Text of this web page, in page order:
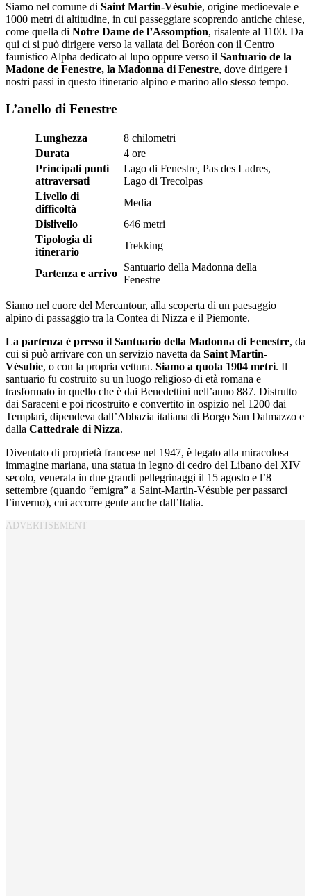
Siamo nel comune di Saint Martin-Vésubie, origine medioevale e
1000 metri di altitudine, in cui passeggiare scoprendo antiche chiese,
come quella di Notre Dame de l’Assomption, risalente al 1100. Da
qui ci si può dirigere verso la vallata del Boréon con il Centro
faunistico Alpha dedicato al lupo oppure verso il Santuario de la
Madone de Fenestre, la Madonna di Fenestre, dove dirigere i
nostri passi in questo itinerario alpino e marino allo stesso tempo.
L’anello di Fenestre
Lunghezza
8 chilometri
Durata
4 ore
Principali punti
attraversati
Lago di Fenestre, Pas des Ladres,
Lago di Trecolpas
Livello di
difficoltà
Media
Dislivello
646 metri
Tipologia di
itinerario
Trekking
Partenza e arrivo
Santuario della Madonna della
Fenestre
Siamo nel cuore del Mercantour, alla scoperta di un paesaggio
alpino di passaggio tra la Contea di Nizza e il Piemonte.
La partenza è presso il Santuario della Madonna di Fenestre, da
cui si può arrivare con un servizio navetta da Saint Martin-
Vésubie, o con la propria vettura. Siamo a quota 1904 metri. Il
santuario fu costruito su un luogo religioso di età romana e
trasformato in quello che è dai Benedettini nell’anno 887. Distrutto
dai Saraceni e poi ricostruito e convertito in ospizio nel 1200 dai
Templari, dipendeva dall’Abbazia italiana di Borgo San Dalmazzo e
dalla Cattedrale di Nizza.
Diventato di proprietà francese nel 1947, è legato alla miracolosa
immagine mariana, una statua in legno di cedro del Libano del XIV
secolo, venerata in due grandi pellegrinaggi il 15 agosto e l’8
settembre (quando “emigra” a Saint-Martin-Vésubie per passarci
l’inverno), cui accorre gente anche dall’Italia.